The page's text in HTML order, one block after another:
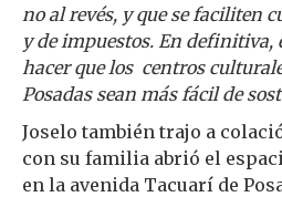
no al revés, y que se faciliten
y de impuestos. En definitiva,
hacer que los centros
Posadas sean más fácil de
Joselo también trajo a
con su familia abrió el
en la avenida Tacuarí de